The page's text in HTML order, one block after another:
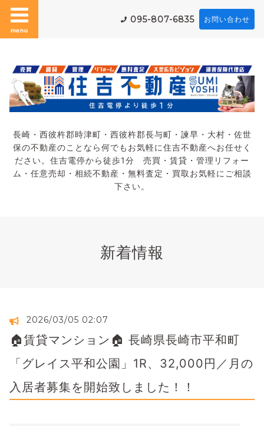
menu
095-807-6835 お問い合わせ
長崎・西彼杵郡時津町・西彼杵郡長与町・諫早・大村・佐世
保の不動産のことなら何でもお気軽に住吉不動産へお任せく
ださい。住吉電停から徒歩1分 売買・賃貸・管理リフォー
ム・任意売却・相続不動産・無料査定・買取お気軽にご相談
下さい。
新着情報
2026/03/05 02:07
🏠賃貸マンション🏠 長崎県長崎市平和町
「グレイス平和公園」1R、32,000円／月の
入居者募集を開始致しました！！